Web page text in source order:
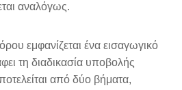
αναλόγως.
εμφανίζεται ένα εισαγωγικό
τη διαδικασία υποβολής
από δύο βήματα,